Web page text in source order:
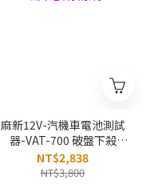
麻新12V-汽機車電池測試
器-VAT-700 破盤下殺
OMAX歐妹思購物網
NT$2,838
NT$3,800